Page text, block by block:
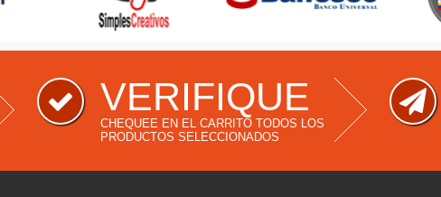
VERIFIQUE
CHEQUEE EN EL CARRITO TODOS LOS
PRODUCTOS SELECCIONADOS